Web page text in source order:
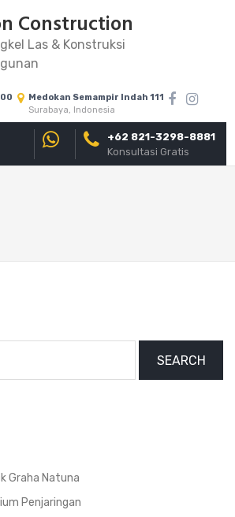
Construction
Las & Konstruksi
Medokan Semampir Indah 111
Surabaya, Indonesia
+62 821-3298-8881
Konsultasi Gratis
Graha Natuna
Penjaringan